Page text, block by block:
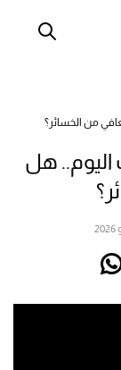
من الخسائر؟
اليوم.. هل